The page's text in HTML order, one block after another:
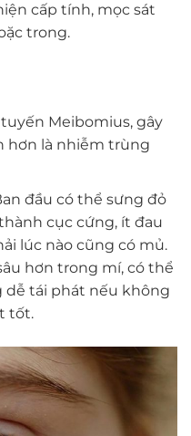
cấp tính, mọc sát
trong.
Meibomius, gây
hơn là nhiễm trùng
đầu có thể sưng đỏ
cục cứng, ít đau
lúc nào cũng có mủ.
hơn trong mí, có thể
tái phát nếu không
tốt.